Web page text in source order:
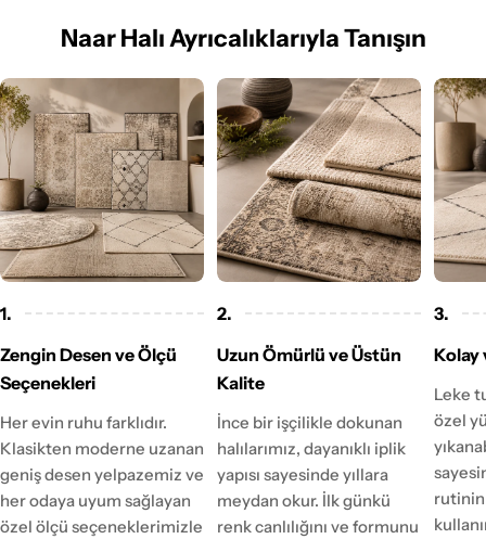
Naar Halı Ayrıcalıklarıyla Tanışın
1.
Zengin Desen ve Ölçü
Seçenekleri
Her evin ruhu farklıdır.
Klasikten moderne uzanan
geniş desen yelpazemiz ve
her odaya uyum sağlayan
özel ölçü seçeneklerimizle
2.
Uzun Ömürlü ve Üstün
Kalite
İnce bir işçilikle dokunan
halılarımız, dayanıklı iplik
yapısı sayesinde yıllara
meydan okur. İlk günkü
renk canlılığını ve formunu
3.
Kolay
Leke
özel